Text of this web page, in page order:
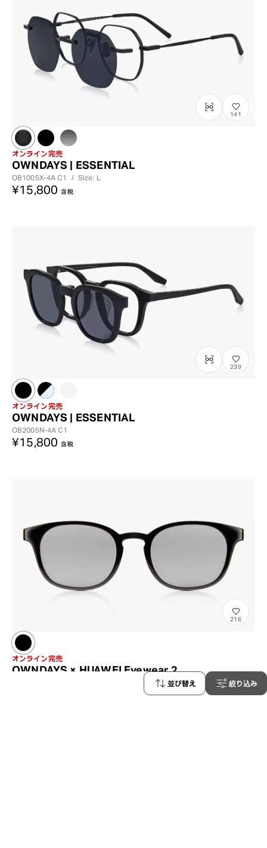
並び替え 絞り込み
141
オンライン完売
OWNDAYS | ESSENTIAL
OB1005X-4AC1 / Size: L
¥15,800 含税
239
オンライン完売
OWNDAYS | ESSENTIAL
OB2005N-4AC1
¥15,800 含税
216
オンライン完売
OWNDAYS × HUAWEI Eyewear 2